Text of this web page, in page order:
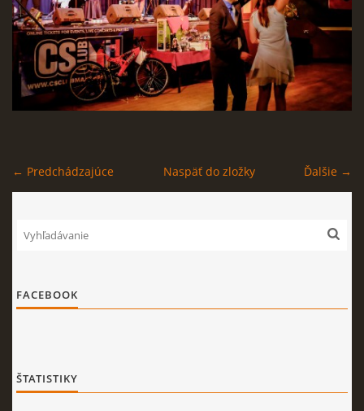
← Predchádzajúce Ďalšie →
Naspäť do zložky
FACEBOOK
ŠTATISTIKY